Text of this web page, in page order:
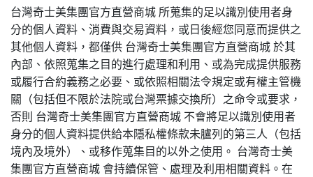
台灣奇士美集團官方直營商城 所蒐集的足以識別使用者身
分的個人資料、消費與交易資料，或日後經您同意而提供之
其他個人資料，都僅供 台灣奇士美集團官方直營商城 於其
內部、依照蒐集之目的進行處理和利用、或為完成提供服務
或履行合約義務之必要、或依照相關法令規定或有權主管機
關（包括但不限於法院或台灣票據交換所）之命令或要求，
否則 台灣奇士美集團官方直營商城 不會將足以識別使用者
身分的個人資料提供給本隱私權條款未臚列的第三人（包括
境內及境外）、或移作蒐集目的以外之使用。 台灣奇士美
集團官方直營商城 會持續保管、處理及利用相關資料。在